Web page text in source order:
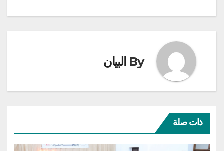
By البيان
ذات صلة